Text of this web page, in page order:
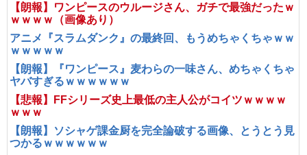
【朗報】ワンピースのウルージさん、ガチで最強だったｗ
ｗｗｗｗ（画像あり）
アニメ『スラムダンク』の最終回、もうめちゃくちゃｗｗ
ｗｗｗｗｗ
【朗報】『ワンピース』麦わらの一味さん、めちゃくちゃ
ヤバすぎるｗｗｗｗｗｗ
【悲報】FFシリーズ史上最低の主人公がコイツｗｗｗｗ
ｗｗｗ
【朗報】ソシャゲ課金厨を完全論破する画像、とうとう見
つかるｗｗｗｗｗｗ